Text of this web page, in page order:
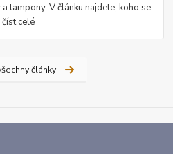
tampony. V článku najdete, koho se
číst celé
články